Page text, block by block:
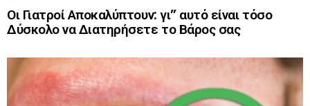
Οι Γιατροί Αποκαλύπτουν: γι” αυτό είναι τόσο
Δύσκολο να Διατηρήσετε το Βάρος σας